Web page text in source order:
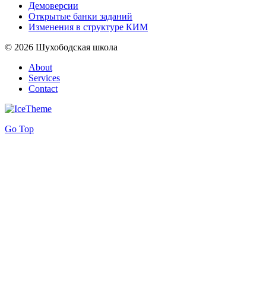
Демоверсии
Открытые банки заданий
Изменения в структуре КИМ
© 2026 Шухободская школа
About
Services
Contact
Go Top